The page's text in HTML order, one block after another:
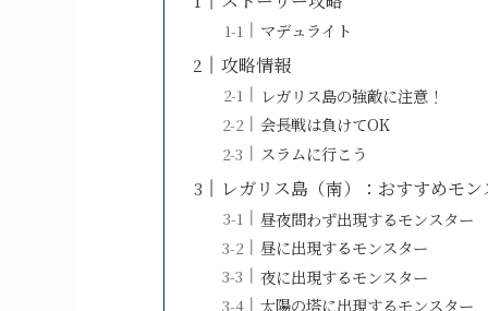
マデュライト
攻略情報
レガリス島の強敵に注意！
会長戦は負けてOK
スラムに行こう
レガリス島（南）：おすすめモ
昼夜問わず出現するモンスター
昼に出現するモンスター
夜に出現するモンスター
太陽の塔に出現するモンスター